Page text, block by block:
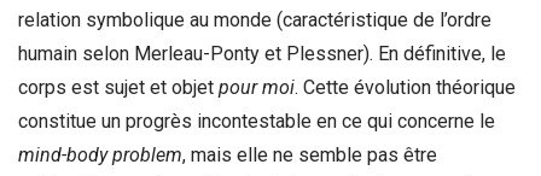
relation symbolique au monde (caractéristique de l’ordre
humain selon Merleau-Ponty et Plessner). En définitive, le
corps est sujet et objet pour moi. Cette évolution théorique
constitue un progrès incontestable en ce qui concerne le
mind-body problem, mais elle ne semble pas être